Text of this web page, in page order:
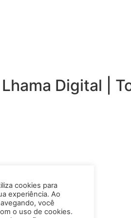
Digital |
cookies para
experiência. Ao
você
o uso de cookies.